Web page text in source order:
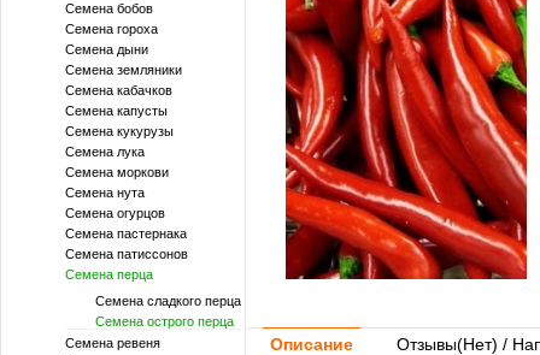
Семена бобов
Семена гороха
Семена дыни
Семена земляники
Семена кабачков
Семена капусты
Семена кукурузы
Семена лука
Семена моркови
Семена нута
Семена огурцов
Семена пастернака
Семена патиссонов
Семена перца
Семена сладкого перца
Семена острого перца
Семена ревеня
Описание Отзывы(Нет) /